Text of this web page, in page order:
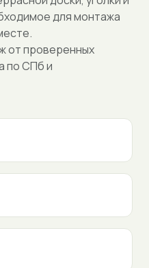
для монтажа
от проверенных
по СПб и